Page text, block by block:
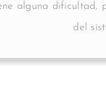
alguna dificultad,
del